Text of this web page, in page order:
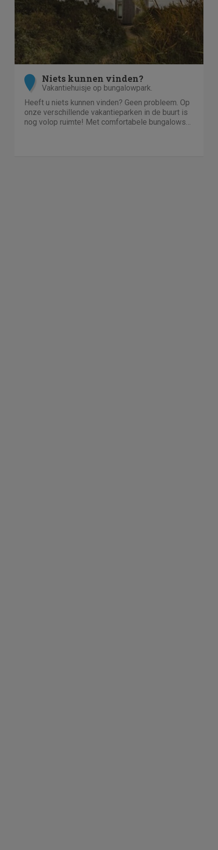
Niets kunnen vinden?
Vakantiehuisje op bungalowpark.
Heeft u niets kunnen vinden? Geen probleem. Op
onze verschillende vakantieparken in de buurt is
nog volop ruimte! Met comfortabele bungalows